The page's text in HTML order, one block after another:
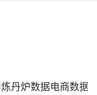
炼丹炉数据电商数据